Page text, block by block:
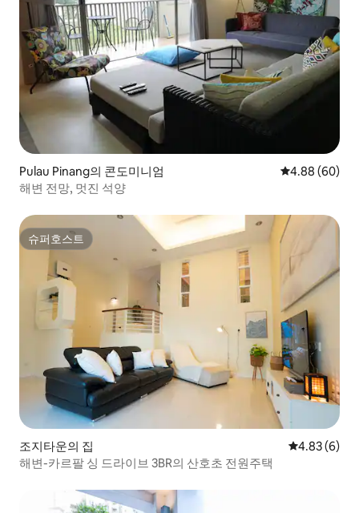
Pulau Pinang의 콘도미니엄 평점 4.88점(5
4.88 (60)
해변 전망, 멋진 석양
슈퍼호스트
슈퍼호스트
조지타운의 집 평점 4.83점
4.83 (6)
해변-카르팔 싱 드라이브 3BR의 산호초 전원주택